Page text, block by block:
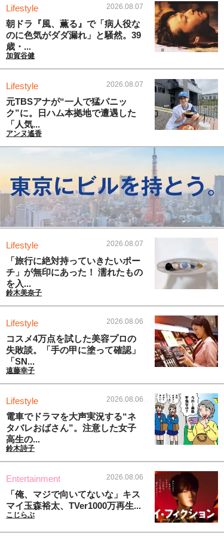
Lifestyle 2026.08.07
朝ドラ『風、薫る』で「病人役な
のに色気がダダ漏れ」と騒然。39
歳・...
加賀谷健
Lifestyle 2026.08.07
元TBSアナが“一人で猛パニッ
ク”に。日ハム本拠地で遭遇した
「人気...
アンヌ遙香
Lifestyle 2026.08.07
「旅行に絶対持っていきたいポー
チ」が無印にあった！ 濡れたもの
を入...
鈴木美奈子
Lifestyle 2026.08.06
コスメ4万点を試した美容プロの
失敗談。「手の甲に塗って確認」
「SN...
遠藤幸子
Lifestyle 2026.08.06
電車でドラマを大声実況する“ネ
タバレおばさん”。注意した女子
高生の...
鈴木詩子
Entertainment 2026.08.06
「俺、マジで向いてないな」キス
マイ玉森裕太、TVer1000万再生...
こじらぶ